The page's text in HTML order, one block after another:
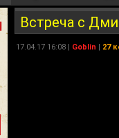
Встреча с
17.04.17 16:08 | Goblin | 27